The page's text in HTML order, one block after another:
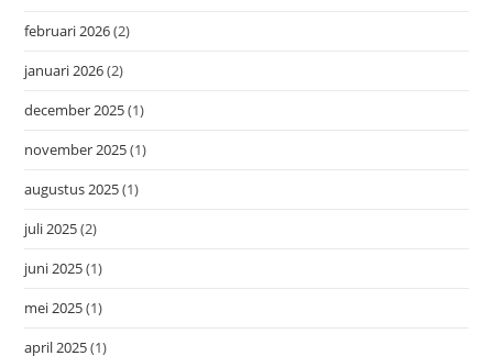
februari 2026(2)
januari 2026(2)
december 2025(1)
november 2025(1)
augustus 2025(1)
juli 2025(2)
juni 2025(1)
mei 2025(1)
april 2025(1)